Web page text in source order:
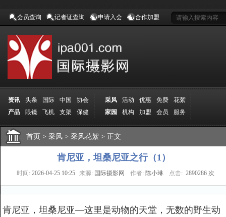
会员查询 记者证查询 申请入会 合作加盟
资讯 头条 国际 中国 协会 采风 活动 优惠 免费
花絮
产品
眼镜 飞机 支架 保健 家园 机构 加盟 会员
服务
地方
吉林 广西 山东 加拿大 空间 认证 寻友 发图
分享
学院
分院 导师 课程 报名 商城
媒体
记者 报纸 杂志 视频 展赛 赛事 展馆 直通车 更多
首页 > 采风 > 采风花絮 > 正文
肯尼亚，坦桑尼亚之行（1）
时间: 2026-04-25 10:25 来源: 国际摄影网 作者: 陈小琳 点击: 2890286 次
肯尼亚，坦桑尼亚—这里是动物的天堂，无数的野生动